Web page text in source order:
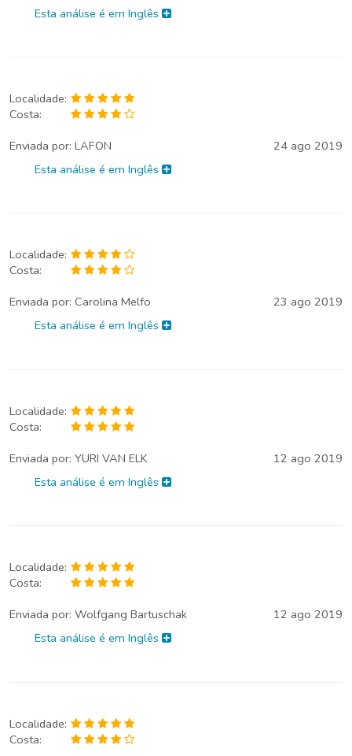
Esta análise é em Inglês
Localidade:
Costa:
Enviada por: LAFON
24 ago 2019
Esta análise é em Inglês
Localidade:
Costa:
Enviada por: Carolina Melfo
23 ago 2019
Esta análise é em Inglês
Localidade:
Costa:
Enviada por: YURI VAN ELK
12 ago 2019
Esta análise é em Inglês
Localidade:
Costa:
Enviada por: Wolfgang Bartuschak
12 ago 2019
Esta análise é em Inglês
Localidade:
Costa: